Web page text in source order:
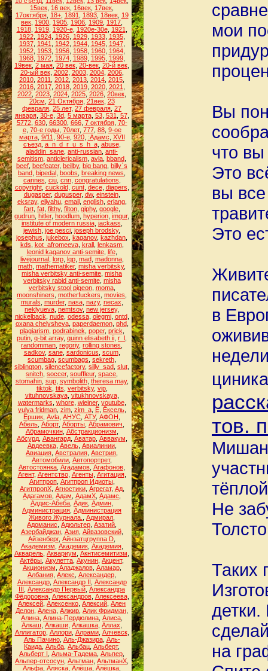
15век 16 век 16век 17век
17октября, 18+, 1891 1893, 18век, 19
век 1900 1905 1906 1909 1917
1918, 1919, 1920-е, 1920е-30е, 1921
1922, 1924, 1926, 1929, 1933, 1935,
1937, 1941 1942, 1944, 1945, 1947,
1952, 1953, 1956, 1958, 1960, 1964,
1968, 1972, 1974, 1989, 1995, 1999,
19век 2 мая 20 век 20-век 20-й век
20-ый век, 2002, 2003, 2004, 2006,
2010 2011 2012 2013 2014 2015
2016, 2017, 2018, 2019, 2020, 2021
2022 2023 2024 2025 2026 20век
20см 21 Октября, 21век, 23
февраля 25 лет, 27 февраля 27
января, 30-е, 3d, 5 марта, 53, 531 57,
5772, 630, 66300, 666, 7 октября, 70-
е, 70-е годы, 70лет, 777, 88, 9-ое
марта, 9/11 90-е, 920, :Адамс XVII
съезд, a_n_d_r_u_s_h_a, abuse,
aladdin_sane anti-russian anti-
semitism anticlericalism avla bband
beef beefeater, beilby, big bang billy`s
band bipedal boobs breaking news
cannes ciu, cnn, congratulations
copyright, cuckold, cunt, dece, diapers
dugasper, dugusper, dw, einstein,
eksray, eliyahu, email, english, erlang,
fart, fat, filthy, filton, giphy, google,
gudrun hitler, hoodlum hyperion imgur,
institute of modern russia, jackass
jewish joe pesci joseph brodsky,
josephus jukebox kaganov, kazhdan
kds kot_afromeeva, krall, lenkasm,
leonid kaganov anti-semite, life,
livejournal, lorp, lqp, mad, madonna,
math mathematiker, misha verbitsky,
misha verbitsky anti-semite misha
verbitsky rabid anti-semite, misha
verbitsky stool pigeon, moma,
moonshiners motherfuckers movies
murals murder, nasa, nazy, necax
neklyueva nemtsov, new jersey,
nickelback nude, odessa, olegmi, ontd,
oxana chelysheva, paperdaemon, phd,
plagiarism, podrabinek poper, prick
putin q-bit array, quinn elisabeth ii r_l
randomman regoriy, rolling stones
sadkov, sane, sardonicus scum,
scumbag scumbags sekreth
siblington silencefactory, silly_sad slut
snitch soccer, souffleur, space
stomahin, sup, symbolith, theresa may,
tiktok tits verbitsky, vip,
vituhnovskaya, vitukhnovskaya,
watermarks whore, wieiner, youtube,
yulya fridman, zim, zim_a, Ё, Ёксель,
Ёршик Аvla АНУС АТУ, АФОН
Абель Аборт, Аборты Абрамович
Абрамочкин, Абстракционизм
Абсурд, Авангард, Аватар, Аввакум
Авдеевка, Авель, Авиалинии,
Авиация Австралия Австрия
Автомобили Автопортрет,
Автостоянка Агадамов Агафонов
Агент, Агентство, Агенты, Агитация,
Агитпроп, Агитпроп Идиоты,
АгитпропХ, Агностики, Агрегат, Ад,
Адагамов Адам АдамХ Адамс
Аддис-Абеба Адик Админ
Администрация Администрация
Живого Журнала.
Адмирал
Адоманис Адюльтер Азатий
Азербайджан, Азия, Айвазовский,
Айзенберг, Айнзатцгруппа D
Академизм Академик, Академия,
Акварель Аквариум Акнтисемитизм
Актёры Акулетта Акунин Акцент,
Акционизм Аладжалов, Аламар,
Албания Алекс Александер
Александр, Александр II Александр
III Александр Первый Александра
Фёдоровна, Александров, Алексеева,
Алексей Алексенко Алексий Ален
Делон Алена Алжир Алик Фридман
Алина Алина-Пердюлина Алиса
Алкаш Алкаши Алкашка Аллах
Аллигатор, Аллори, Алрами, Алчевск,
Аль Пачино, Аль-Джазира, Аль-
Каида Альба Альбац Альберт,
Альберт I Альма-Тадема Альпер
Альпер-отсосун Альтман АльтманХ
Альфа Аляска Алёша Алёшка
мои
Вы
что
Это
вы
Это
в
тов.
Не
Таких
на